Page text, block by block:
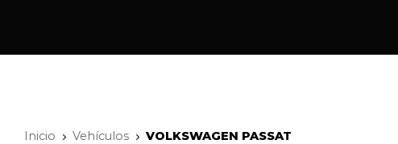
Inicio Vehículos VOLKSWAGEN PASSAT